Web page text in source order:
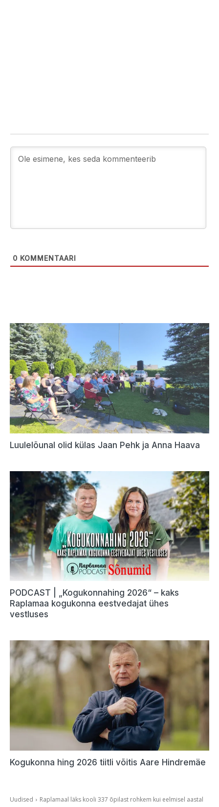
0 KOMMENTAARI
Luulelõunal olid külas Jaan Pehk ja Anna Haava
PODCAST | „Kogukonnahing 2026“ – kaks
Raplamaa kogukonna eestvedajat ühes
vestluses
Kogukonna hing 2026 tiitli võitis Aare Hindremäe